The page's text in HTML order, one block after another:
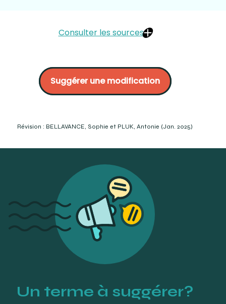
Consulter les sources
École d’optométrie de l’Université de Montréal.
Association des optométristes du Québec. p. 46.
https://dicoptic.fr/prisme-adj-prismatique/ (Consulté le
Brooks, C.W. et Borish, I.M. (2b007). System for
Heinemann Elsevier. p.632.
gdt/fiche/26553121/prisme (Consulté le 2023-12-05)
Fresnel Prism to the Rescue (reviewofoptometry.com)
(Consulté le 2023-12-05)
https://www.aao.org/eye-health/glasses-
contacts/what-is-prism-correction-in-eyeglasses
(Consulté le 2023-12-09)
Suggérer une modification
Révision : BELLAVANCE, Sophie et PLUK, Antonie (Jan. 2025)
Un terme à suggérer?